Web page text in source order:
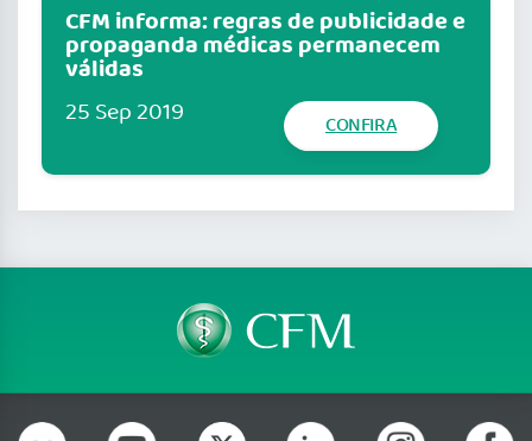
CFM informa: regras de publicidade e
propaganda médicas permanecem
válidas
25 Sep 2019 CONFIRA